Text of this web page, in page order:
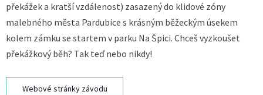
překážek a kratší vzdálenost) zasazený do klidové zóny
malebného města Pardubice s krásným běžeckým úsekem
kolem zámku se startem v parku Na Špici. Chceš vyzkoušet
překážkový běh? Tak teď nebo nikdy!
Webové stránky závodu